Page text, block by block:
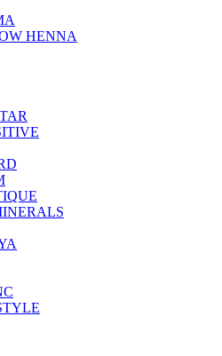
HENNA